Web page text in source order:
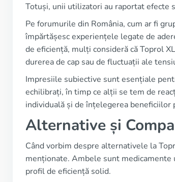
Totuși, unii utilizatori au raportat efecte
Pe forumurile din România, cum ar fi
împărtășesc experiențele legate de
de eficiență, mulți consideră că Toprol
durerea de cap sau de fluctuații ale
Impresiile subiective sunt esențiale
echilibrați, în timp ce alții se tem de
individuală și de înțelegerea beneficiilor
Alternative și
Când vorbim despre alternativele la
menționate. Ambele sunt
profil de eficiență solid.